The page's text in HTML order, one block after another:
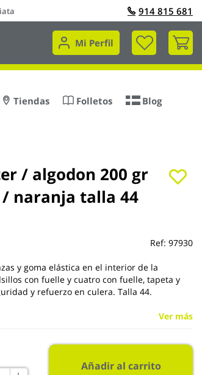
914 815 681
Mi Perfil
Mi
Tiendas Folletos Blog
/ algodon 200 gr
naranja talla 44
Ref: 97930
y goma elástica en el interior de la
con fuelle y cuatro con fuelle, tapeta y
y refuerzo en culera. Talla 44.
Ver más
Añadir al carrito